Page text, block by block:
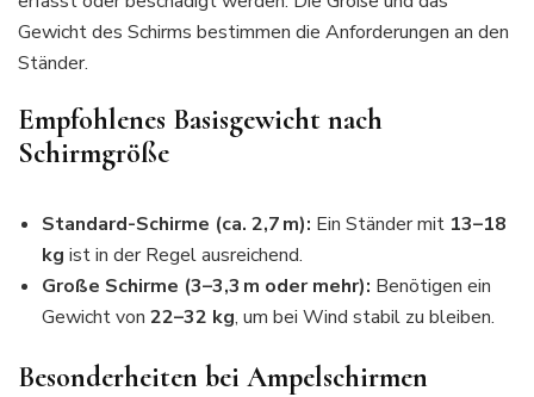
Gewicht des Schirms bestimmen die Anforderungen an den
Ständer.
Empfohlenes Basisgewicht nach
Schirmgröße
Standard-Schirme (ca. 2,7 m): Ein Ständer mit 13–18
kg ist in der Regel ausreichend.
Große Schirme (3–3,3 m oder mehr): Benötigen ein
Gewicht von 22–32 kg, um bei Wind stabil zu bleiben.
Besonderheiten bei Ampelschirmen